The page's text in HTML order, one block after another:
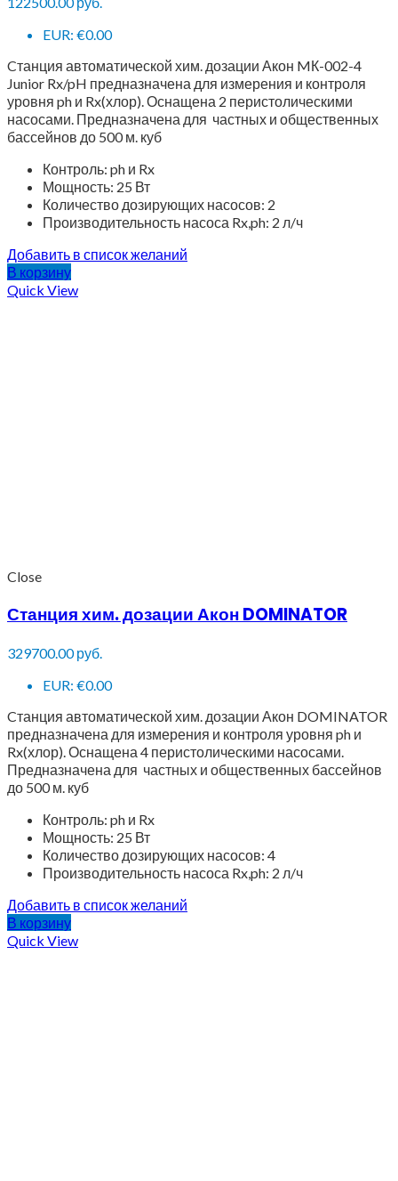
EUR: €0.00
Cтанция автоматической хим. дозации Акон MК-002-4
Junior Rx/pH предназначена для измерения и контроля
уровня ph и Rx(хлор). Оснащена 2 перистолическими
насосами. Предназначена для частных и общественных
бассейнов до 500 м. куб
Контроль: ph и Rx
Мощность: 25 Вт
Количество дозирующих насосов: 2
Производительность насоса Rx,ph: 2 л/ч
Добавить в список желаний
В корзину
Quick View
Close
Станция хим. дозации Акон DOMINATOR
329700.00руб.
EUR: €0.00
Cтанция автоматической хим. дозации Акон DOMINATOR
предназначена для измерения и контроля уровня ph и
Rx(хлор). Оснащена 4 перистолическими насосами.
Предназначена для частных и общественных бассейнов
до 500 м. куб
Контроль: ph и Rx
Мощность: 25 Вт
Количество дозирующих насосов: 4
Производительность насоса Rx,ph: 2 л/ч
Добавить в список желаний
В корзину
Quick View